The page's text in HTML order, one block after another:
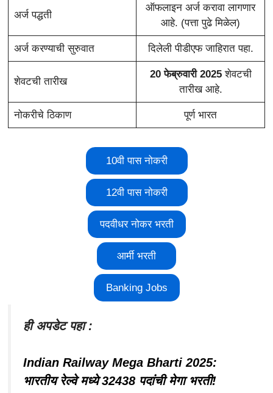
अर्ज पद्धती
ऑफलाइन अर्ज करावा लागणार
आहे. (पत्ता पुढे मिळेल)
अर्ज करण्याची सुरुवात दिलेली पीडीएफ जाहिरात पहा.
शेवटची तारीख
20 फेब्रुवारी 2025शेवटची
तारीख आहे.
नोकरीचे ठिकाण पूर्ण भारत
10वी पास नोकरी
12वी पास नोकरी
पदवीधर नोकर भरती
आर्मी भरती
Banking Jobs
ही अपडेट पहा :
Indian Railway Mega Bharti 2025:
भारतीय रेल्वे मध्ये 32438 पदांची मेगा भरती!